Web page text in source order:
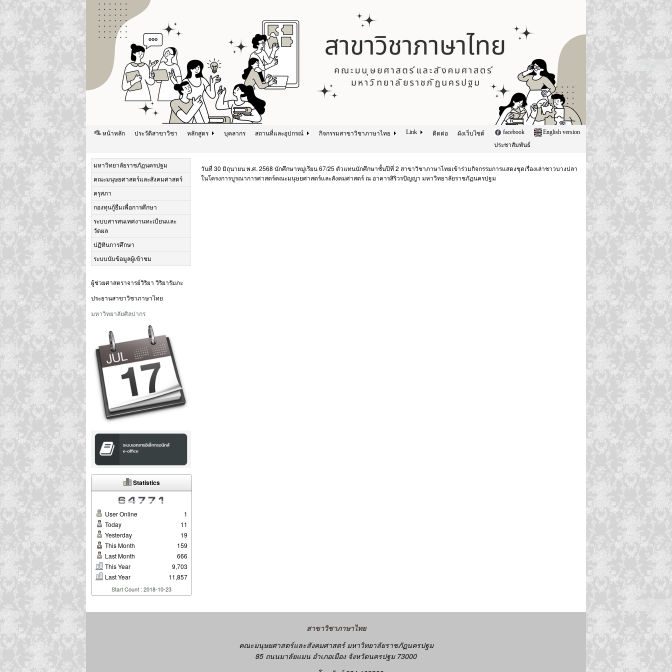
หน้าหลัก ประวัติสาขาวิชา หลักสูตร บุคลากร สถานที่และอุปกรณ์ กิจกรรมสาขาวิชาภาษาไทย Link ติดต่อ ผังเว็บไซต์ facebook
English version
ประชาสัมพันธ์
มหาวิทยาลัยราชภัฏนครปฐม
คณะมนุษยศาสตร์และสังคมศาสตร์
ครุสภา
กองทุนกู้ยืมเพื่อการศึกษา
ระบบสารสนเทศงานทะเบียนและ
วัดผล
ปฏิทินการศึกษา
ระบบนับข้อมูลผู้เข้าชม
ผู้ช่วยศาสตราจารย์วิริยา วิริยารัมภะ
ประธานสาขาวิชาภาษาไทย
มหาวิทยาลัยศิลปากร
Statistics
User Online
1
Today
11
Yesterday
19
This Month
159
Last Month
666
This Year
9,703
Last Year
11,857
Start Count : 2018-10-23
วันที่ 30 มิถุนายน พ.ศ. 2568 นักศึกษาหมู่เรียน 67/25 ตัวแทนนักศึกษาชั้นปีที่ 2 สาขาวิชาภาษาไทยเข้าร่วมกิจกรรมการแสดงชุดเรื่องเล่าชาวบางปลา
ในโครงการบูรณาการศาสตร์คณะมนุษยศาสตร์และสังคมศาสตร์ ณ อาคารสิริวรปัญญา มหาวิทยาลัยราชภัฏนครปฐม
สาขาวิชาภาษาไทย
คณะมนุษยศาสตร์และสังคมศาสตร์ มหาวิทยาลัยราชภัฏนครปฐม
85 ถนนมาลัยแมน อำเภอเมือง จังหวัดนครปฐม 73000